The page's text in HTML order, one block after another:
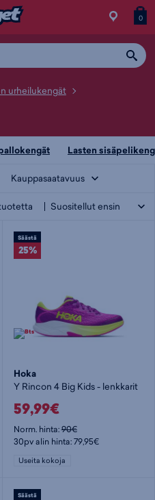
Siirry
0
urheilukengät
Lasten
Kauppasaatavuus
Säästä
25%
Hoka
Y Rincon 4 Big Kids - lenkkarit
59,99€
Norm. hinta:90€
30pv alin hinta: 79,95€
Useita kokoja
Säästä